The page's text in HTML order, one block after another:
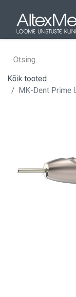
Kõik tooted
MK-Dent Prime